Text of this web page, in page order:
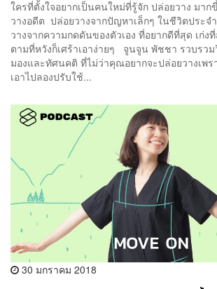
ใครที่ตั้งใจอยากเป็นคนใหม่ที่รู้จัก ปล่อยวาง มาก
วางอดีต ปล่อยวางจากปัญหาเล็กๆ ในชีวิตประจ
วางจากความกดดันของตัวเอง ที่อยากดีที่สุด เก่ง
ตามที่หวังก็เศร้าเอาง่ายๆ จูนจูน พัชชา รวบรว
มองและทัศนคติ ที่ไม่ว่าคุณอยากจะปล่อยวางเพร
เอาไปลองปรับใช้...
30 มกราคม 2018